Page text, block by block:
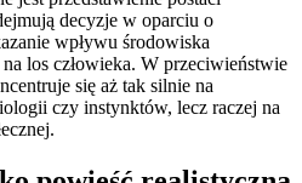
decyzje w oparciu o
wpływu środowiska
los człowieka. W przeciwieństwie
się aż tak silnie na
czy instynktów, lecz raczej na